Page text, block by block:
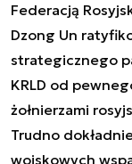
Federacją
Dzong Un
strategicznego
KRLD od
żołnierzami
Trudno
wojskowych